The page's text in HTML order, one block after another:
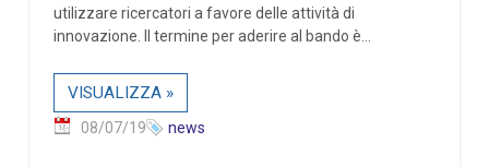
utilizzare ricercatori a favore delle attività di
innovazione. Il termine per aderire al bando è...
VISUALIZZA »
08/07/19 news